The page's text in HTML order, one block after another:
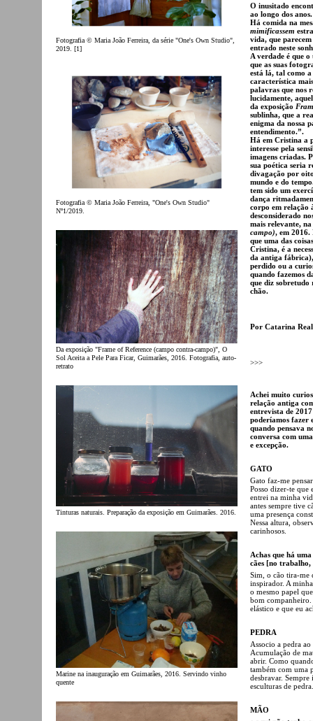
Fotografia © Maria João Ferreira, da série "One's Own Studio",
2019. [1]
Fotografia © Maria João Ferreira, "One's Own Studio"
Nº1/2019.
Da exposição "Frame of Reference (campo contra-campo)", O
Sol Aceita a Pele Para Ficar, Guimarães, 2016. Fotografia, auto-
retrato
Tinturas naturais. Preparação da exposição em Guimarães. 2016.
Marine na inauguração em Guimarães, 2016. Servindo vinho
quente
O inusitado
ao longo dos
Há comida na
mimificassem
vida, que
entrado neste
A verdade é que
que as suas
está lá, tal como a
característica
palavras que nos
lucidamente,
da exposição
sublinha, que a
enigma da nossa
entendimento.”.
Há em Cristina a
interesse pela
imagens criadas.
sua poética seria
divagação por
mundo e do
tem sido um
dança
corpo em relação
desconsiderado
mais relevante,
campo), em 2016.
que uma das
Cristina, é a
da antiga
perdido ou a
quando fazemos
que diz
chão.
Por Catarina Real
>>>
Achei muito
relação antiga
entrevista de
poderíamos fazer
quando pensava
conversa com
e excepção.
GATO
Gato faz-me
Posso dizer-te que
entrei na minha
antes sempre tive
uma presença
Nessa altura,
carinhosos.
Achas que há
cães [no
Sim, o cão tira-me
inspirador. A
o mesmo papel
bom
elástico e que eu
PEDRA
Associo a pedra
Acumulação de
abrir. Como
também com uma
desbravar.
esculturas de
MÃO